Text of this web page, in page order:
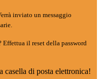
inviato un messaggio
Effettua il reset della password
casella di posta elettronica!